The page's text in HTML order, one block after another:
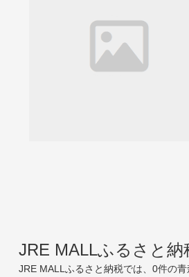
JRE MALLふるさと納
JRE MALLふるさと納税では、0件の